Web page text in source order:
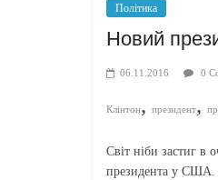
Політика
Новий
06.11.2016 0
Клінтон, президент,
Світ ніби застиг в
президента у США.